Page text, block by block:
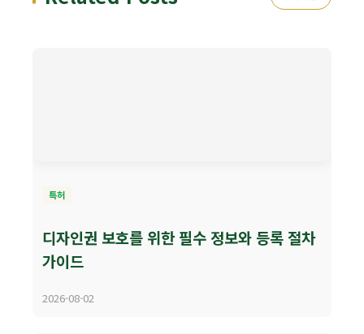
특허
디자인권 보호를 위한 필수 정보와 등록 절차
가이드
2026-08-02